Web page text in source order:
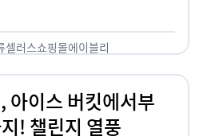
셀러스쇼핑몰에이블리
아이스 버킷에서부
! 챌린지 열풍